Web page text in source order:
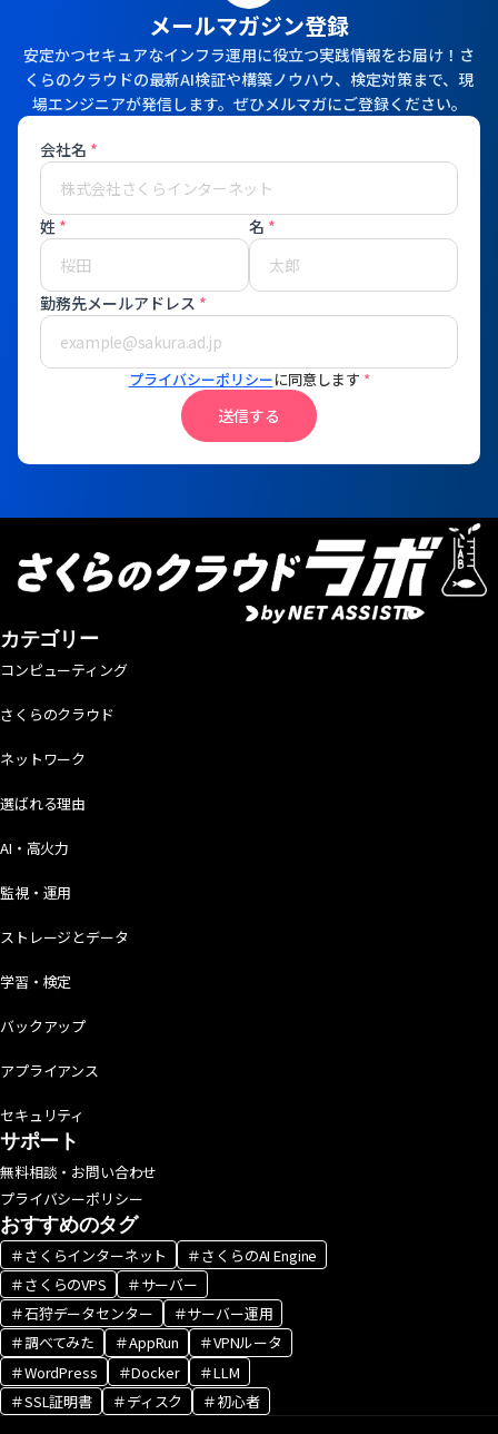
メールマガジン登録
安定かつセキュアなインフラ運用に役立つ実践情報をお届け！さ
くらのクラウドの最新AI検証や構築ノウハウ、検定対策まで、現
場エンジニアが発信します。ぜひメルマガにご登録ください。
会社名 *
姓 * 名 *
勤務先メールアドレス *
プライバシーポリシーに同意します *
送信する
カテゴリー
コンピューティング
さくらのクラウド
ネットワーク
選ばれる理由
AI・高火力
監視・運用
ストレージとデータ
学習・検定
バックアップ
アプライアンス
セキュリティ
サポート
無料相談・お問い合わせ
プライバシーポリシー
おすすめのタグ
＃さくらインターネット
＃さくらのAI Engine
＃さくらのVPS
＃サーバー
＃石狩データセンター
＃サーバー運用
＃調べてみた
＃AppRun
＃VPNルータ
＃WordPress
＃Docker
＃LLM
＃SSL証明書
＃ディスク ＃初心者